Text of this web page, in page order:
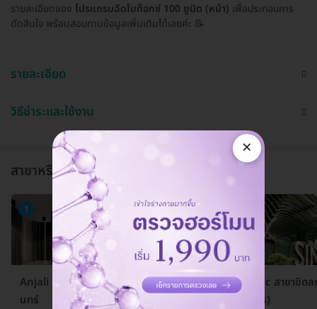
รายละเอียดของ โปรแกรมฉีดโบท็อกซ์ 100 ยูนิต (หน้า) เพื่อประกอบการ
ตัดสินใจ พร้อมสอบถามข้อมูลเพิ่มเติมได้เลยค่ะ 📝
รายละเอียด
วิธีชำระและใช้งาน
สาขาหรือแผนกที่ให้บริการ
1
Anjali Clinic สาขาเกษตร-นวมิ
นทร์
2
Anjali Clinic สาขาชิด
(อาคารสินธร)
×